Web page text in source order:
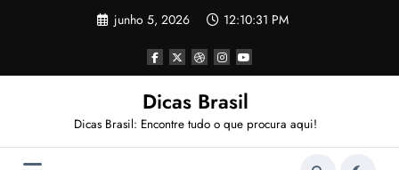
junho 5, 2026 12:10:32 PM
Dicas Brasil
Dicas Brasil: Encontre tudo o que procura aqui!